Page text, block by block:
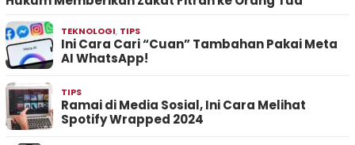
TEKNOLOGI, TIPS
Ini Cara Cari “Cuan” Tambahan Pakai Meta
AI WhatsApp!
TIPS
Ramai di Media Sosial, Ini Cara Melihat
Spotify Wrapped 2024